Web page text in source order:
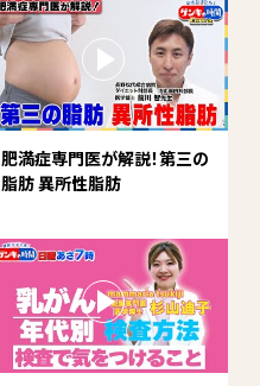
肥満症専門医が解説！第三の
脂肪 異所性脂肪